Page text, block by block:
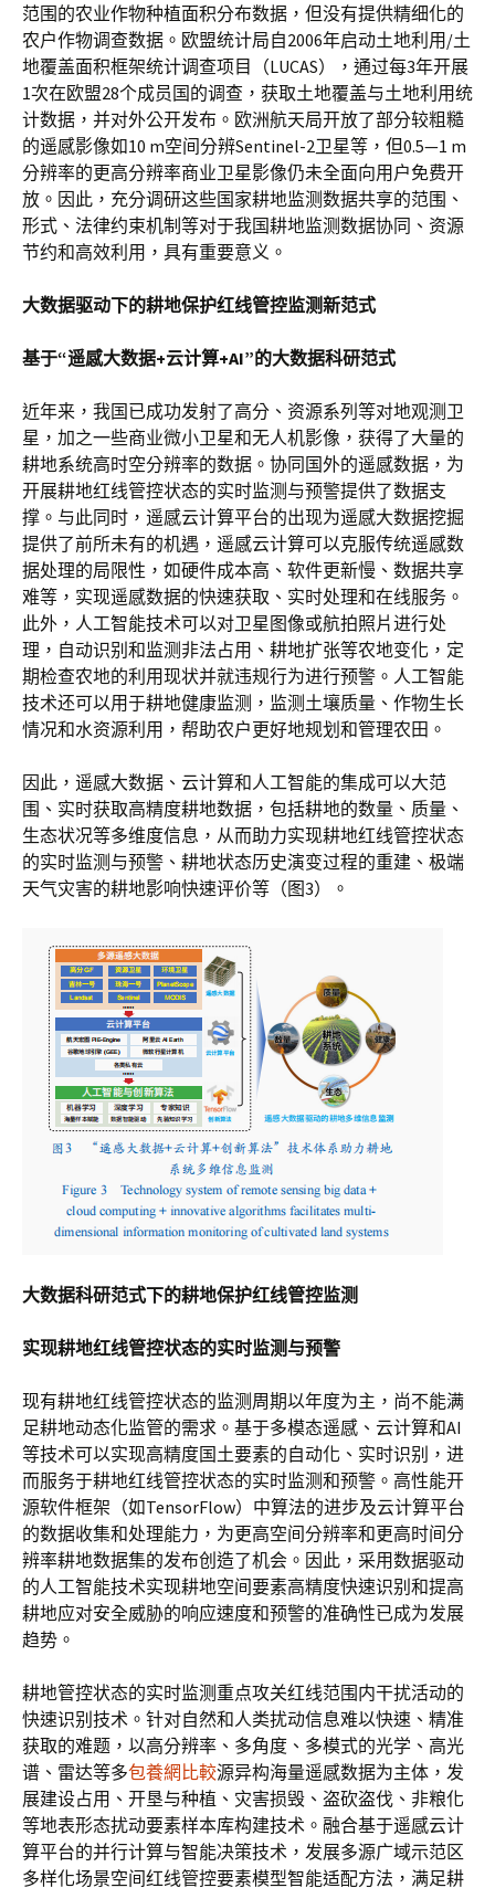
范围的农业作物种植面积分布数据，但没有提供精细化的
农户作物调查数据。欧盟统计局自2006年启动土地利用/土
地覆盖面积框架统计调查项目（LUCAS），通过每3年开展
1次在欧盟28个成员国的调查，获取土地覆盖与土地利用统
计数据，并对外公开发布。欧洲航天局开放了部分较粗糙
的遥感影像如10 m空间分辨Sentinel-2卫星等，但0.5—1 m
分辨率的更高分辨率商业卫星影像仍未全面向用户免费开
放。因此，充分调研这些国家耕地监测数据共享的范围、
形式、法律约束机制等对于我国耕地监测数据协同、资源
节约和高效利用，具有重要意义。
大数据驱动下的耕地保护红线管控监测新范式
基于“遥感大数据+云计算+AI”的大数据科研范式
近年来，我国已成功发射了高分、资源系列等对地观测卫
星，加之一些商业微小卫星和无人机影像，获得了大量的
耕地系统高时空分辨率的数据。协同国外的遥感数据，为
开展耕地红线管控状态的实时监测与预警提供了数据支
撑。与此同时，遥感云计算平台的出现为遥感大数据挖掘
提供了前所未有的机遇，遥感云计算可以克服传统遥感数
据处理的局限性，如硬件成本高、软件更新慢、数据共享
难等，实现遥感数据的快速获取、实时处理和在线服务。
此外，人工智能技术可以对卫星图像或航拍照片进行处
理，自动识别和监测非法占用、耕地扩张等农地变化，定
期检查农地的利用现状并就违规行为进行预警。人工智能
技术还可以用于耕地健康监测，监测土壤质量、作物生长
情况和水资源利用，帮助农户更好地规划和管理农田。
因此，遥感大数据、云计算和人工智能的集成可以大范
围、实时获取高精度耕地数据，包括耕地的数量、质量、
生态状况等多维度信息，从而助力实现耕地红线管控状态
的实时监测与预警、耕地状态历史演变过程的重建、极端
天气灾害的耕地影响快速评价等（图3）。
大数据科研范式下的耕地保护红线管控监测
实现耕地红线管控状态的实时监测与预警
现有耕地红线管控状态的监测周期以年度为主，尚不能满
足耕地动态化监管的需求。基于多模态遥感、云计算和AI
等技术可以实现高精度国土要素的自动化、实时识别，进
而服务于耕地红线管控状态的实时监测和预警。高性能开
源软件框架（如TensorFlow）中算法的进步及云计算平台
的数据收集和处理能力，为更高空间分辨率和更高时间分
辨率耕地数据集的发布创造了机会。因此，采用数据驱动
的人工智能技术实现耕地空间要素高精度快速识别和提高
耕地应对安全威胁的响应速度和预警的准确性已成为发展
趋势。
耕地管控状态的实时监测重点攻关红线范围内干扰活动的
快速识别技术。针对自然和人类扰动信息难以快速、精准
获取的难题，以高分辨率、多角度、多模式的光学、高光
谱、雷达等多包養網比較源异构海量遥感数据为主体，发
展建设占用、开垦与种植、灾害损毁、盗砍盗伐、非粮化
等地表形态扰动要素样本库构建技术。融合基于遥感云计
算平台的并行计算与智能决策技术，发展多源广域示范区
多样化场景空间红线管控要素模型智能适配方法，满足耕